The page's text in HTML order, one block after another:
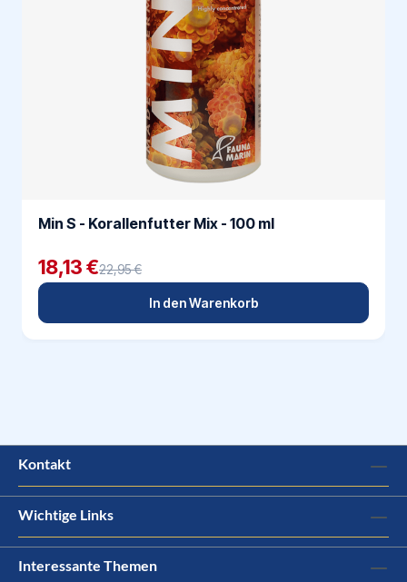
Min S - Korallenfutter Mix - 100 ml
18,13 €22,95 €
In den Warenkorb
Kontakt
Wichtige Links
Interessante Themen